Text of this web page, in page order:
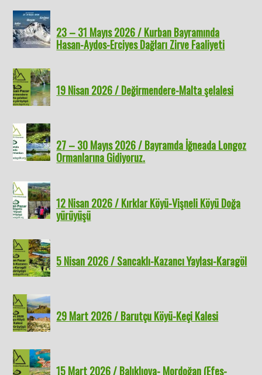
23 – 31 Mayıs 2026 / Kurban Bayramında
Hasan-Aydos-Erciyes Dağları Zirve Faaliyeti
19 Nisan 2026 / Değirmendere-Malta şelalesi
27 – 30 Mayıs 2026 / Bayramda İğneada Longoz
Ormanlarına Gidiyoruz.
12 Nisan 2026 / Kırklar Köyü-Vişneli Köyü Doğa
yürüyüşü
5 Nisan 2026 / Sancaklı-Kazancı Yaylası-Karagöl
29 Mart 2026 / Barutçu Köyü-Keçi Kalesi
15 Mart 2026 / Balıklıova- Mordoğan (Efes-